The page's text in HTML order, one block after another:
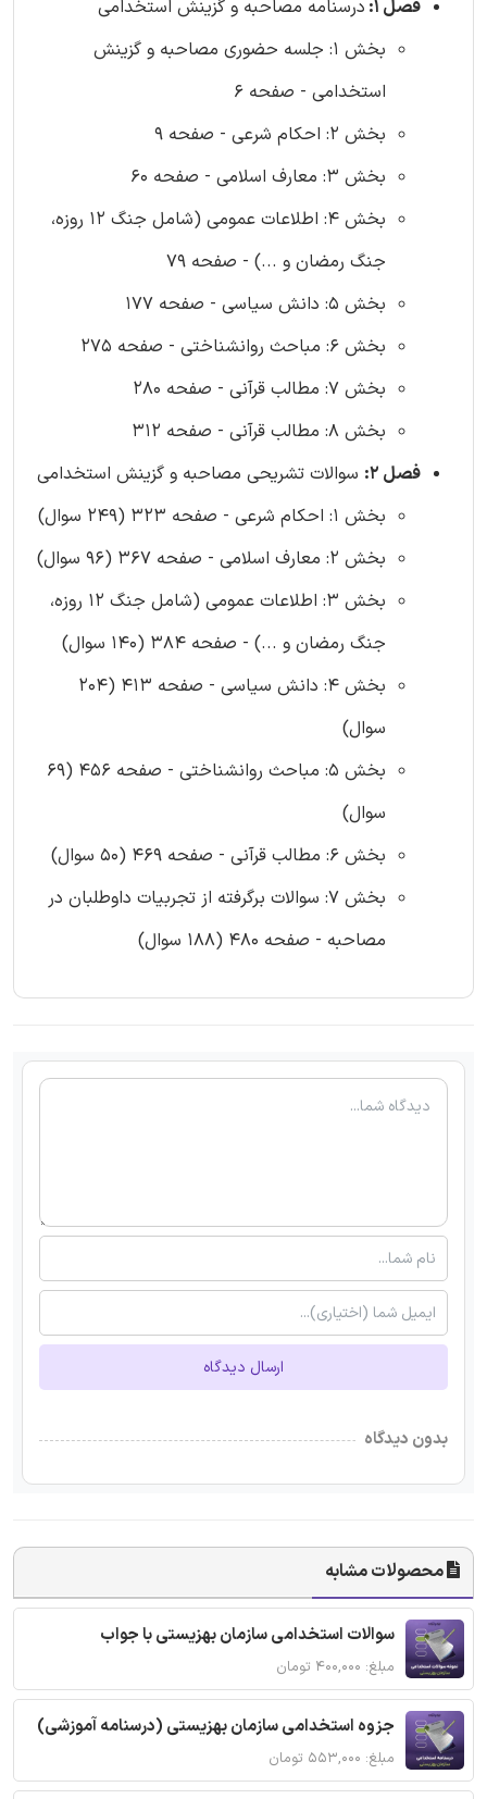
فصل 1:
درسنامه مصاحبه و گزینش استخدامی
بخش 1: جلسه حضوری مصاحبه و گزینش
استخدامی - صفحه 6
بخش 2: احکام شرعی - صفحه 9
بخش 3: معارف اسلامی - صفحه 60
بخش 4: اطلاعات عمومی (شامل جنگ 12 روزه،
جنگ رمضان و ...) - صفحه 79
بخش 5: دانش سیاسی - صفحه 177
بخش 6: مباحث روانشناختی - صفحه 275
بخش 7: مطالب قرآنی - صفحه 280
بخش 8: مطالب قرآنی - صفحه 312
فصل 2:
سوالات تشریحی مصاحبه و گزینش استخدامی
بخش 1: احکام شرعی - صفحه 323 (249 سوال)
بخش 2: معارف اسلامی - صفحه 367 (96 سوال)
بخش 3: اطلاعات عمومی (شامل جنگ 12 روزه،
جنگ رمضان و ...) - صفحه 384 (140 سوال)
بخش 4: دانش سیاسی - صفحه 413 (204
سوال)
بخش 5: مباحث روانشناختی - صفحه 456 (69
سوال)
بخش 6: مطالب قرآنی - صفحه 469 (50 سوال)
بخش 7: سوالات برگرفته از تجربیات داوطلبان در
مصاحبه - صفحه 480 (188 سوال)
ارسال دیدگاه
بدون دیدگاه
محصولات مشابه
سوالات استخدامی سازمان بهزیستی با جواب
مبلغ: ۴۰۰,۰۰۰ تومان
جزوه استخدامی سازمان بهزیستی (درسنامه آموزشی)
مبلغ: ۵۵۳,۰۰۰ تومان